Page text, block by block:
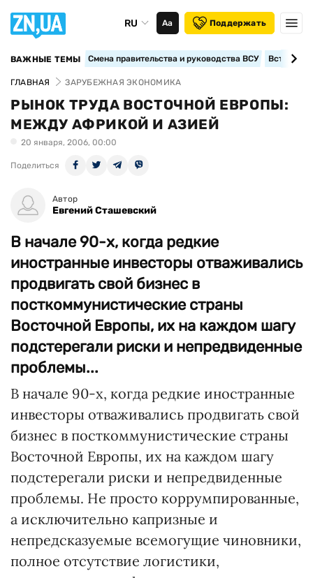
RU Аа Поддержать
ВАЖНЫЕ ТЕМЫ Смена правительства и руководства ВСУ
ГЛАВНАЯ ЗАРУБЕЖНАЯ ЭКОНОМИКА
РЫНОК ТРУДА ВОСТОЧНОЙ ЕВРОПЫ:
МЕЖДУ АФРИКОЙ И АЗИЕЙ
20 января, 2006, 00:00
Поделиться
Автор
Евгений Сташевский
В начале 90-х, когда редкие
иностранные инвесторы отваживались
продвигать свой бизнес в
посткоммунистические страны
Восточной Европы, их на каждом шагу
подстерегали риски и непредвиденные
проблемы...
В начале 90-х, когда редкие иностранные
инвесторы отваживались продвигать свой
бизнес в посткоммунистические страны
Восточной Европы, их на каждом шагу
подстерегали риски и непредвиденные
проблемы. Не просто коррумпированные,
а исключительно капризные и
непредсказуемые всемогущие чиновники,
полное отсутствие логистики,